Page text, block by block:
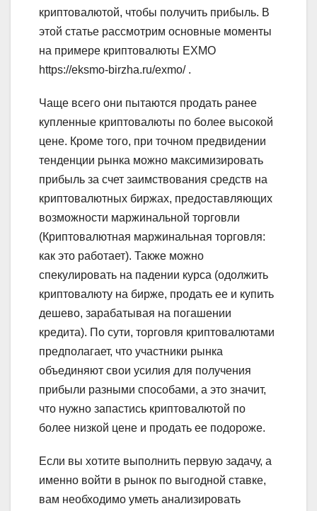
криптовалютой, чтобы получить прибыль. В
этой статье рассмотрим основные моменты
на примере криптовалюты EXMO
https://eksmo-birzha.ru/exmo/ .
Чаще всего они пытаются продать ранее
купленные криптовалюты по более высокой
цене. Кроме того, при точном предвидении
тенденции рынка можно максимизировать
прибыль за счет заимствования средств на
криптовалютных биржах, предоставляющих
возможности маржинальной торговли
(Криптовалютная маржинальная торговля:
как это работает). Также можно
спекулировать на падении курса (одолжить
криптовалюту на бирже, продать ее и купить
дешево, зарабатывая на погашении
кредита). По сути, торговля криптовалютами
предполагает, что участники рынка
объединяют свои усилия для получения
прибыли разными способами, а это значит,
что нужно запастись криптовалютой по
более низкой цене и продать ее подороже.
Если вы хотите выполнить первую задачу, а
именно войти в рынок по выгодной ставке,
вам необходимо уметь анализировать